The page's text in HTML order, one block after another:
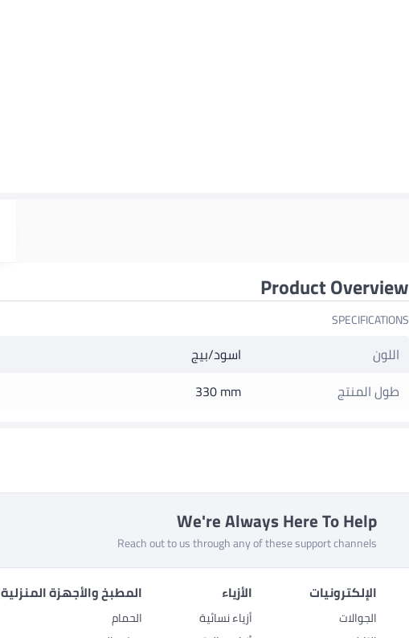
Product Overview
SPECIFICATIONS
اللون
اسود/بيج
طول المنتج
330 mm
We're Always Here To Help
Reach out to us through any of these support channels
الإلكترونيات
الجوالات
الأزياء
أزياء نسائية
المطبخ والأجهزة المنزلية
الحمام